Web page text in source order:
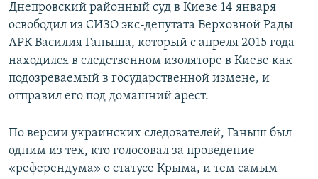
Днепровский районный суд в Киеве 14 января
освободил из СИЗО экс-депутата Верховной Рады
АРК Василия Ганыша, который с апреля 2015 года
находился в следственном изоляторе в Киеве как
подозреваемый в государственной измене, и
отправил его под домашний арест.
По версии украинских следователей, Ганыш был
одним из тех, кто голосовал за проведение
«референдума» о статусе Крыма, и тем самым